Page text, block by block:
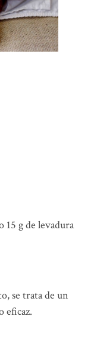
15 g de levadura
se trata de un
eficaz.